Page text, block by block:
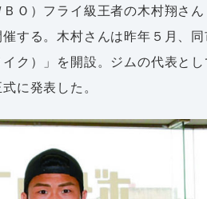
Ｏ）フライ級王者の木村翔さ
する。木村さんは昨年５月、
ク）」を開設。ジムの代表と
に発表した。